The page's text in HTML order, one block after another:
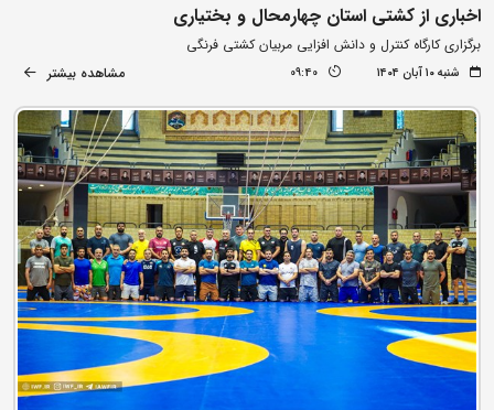
اخباری از کشتی استان چهارمحال و بختیاری
برگزاری کارگاه کنترل و دانش افزایی مربیان کشتی فرنگی
شنبه ۱۰ آبان ۱۴۰۴ 09:40 مشاهده بیشتر